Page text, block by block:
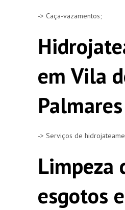
-> Caça-vazamentos;
em Vila
Palmares
-> Serviços de
Limpeza
esgotos